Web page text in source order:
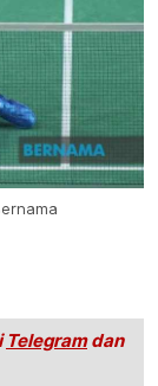
Telegramdan